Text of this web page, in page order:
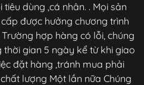
dùng ,cá nhân. . Mọi sản
được hưởng chương trình
hợp hàng có lỗi, chúng
gian 5 ngày kể từ khi giao
đặt hàng ,tránh mua phải
lượng Một lần nữa Chúng